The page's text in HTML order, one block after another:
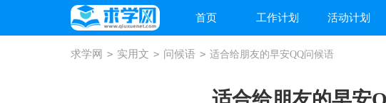
首页 工作计划 活动计划
求学网 > 实用文 > 问候语 > 适合给朋友的早安QQ问候语